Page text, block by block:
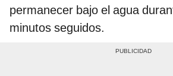
permanecer bajo el agua
minutos seguidos.